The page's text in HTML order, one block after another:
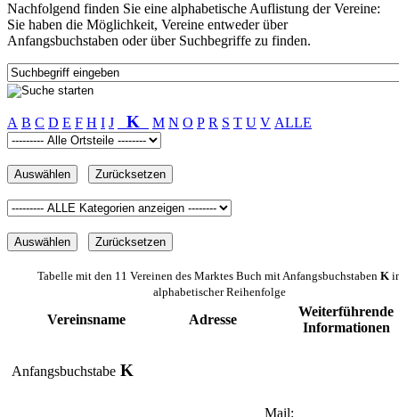
Nachfolgend finden Sie eine alphabetische Auflistung der Vereine:
Sie haben die Möglichkeit, Vereine entweder über
Anfangsbuchstaben oder über Suchbegriffe zu finden.
A B C D E F H I J K M N O P R S T U V ALLE
Tabelle mit den 11 Vereinen des Marktes Buch mit Anfangsbuchstaben K
alphabetischer Reihenfolge
Vereinsname Adresse
Weiterführende
Informationen
Anfangsbuchstabe K
Mail: